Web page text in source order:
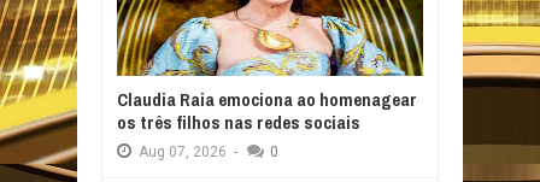
Claudia Raia emociona ao homenagear
os três filhos nas redes sociais
Aug 07, 2026 - 0